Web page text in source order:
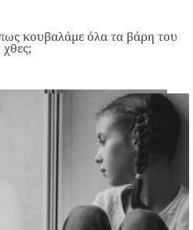
κουβαλάμε όλα τα βάρη του
χθες;